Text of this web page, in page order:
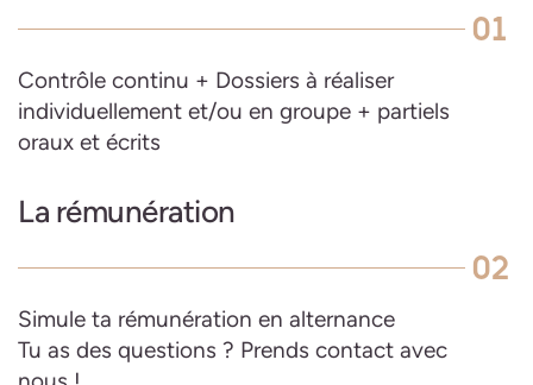
01
Contrôle continu + Dossiers à réaliser
individuellement et/ou en groupe + partiels
oraux et écrits
La rémunération
02
Simule ta rémunération en alternance
Tu as des questions ? Prends contact avec